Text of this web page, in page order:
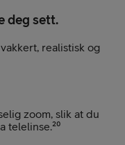
deg sett.
realistisk og
zoom, slik at du
telelinse.²⁰